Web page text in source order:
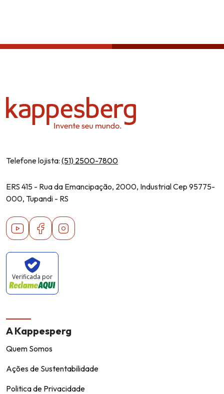
Telefone lojista: (51) 2500-7800
ERS 415 - Rua da Emancipação, 2000, Industrial Cep 95775-
000, Tupandi - RS
YoutubeFacebookInstagram
Verificada por
A Kappesperg
Quem Somos
Ações de Sustentabilidade
Politica de Privacidade